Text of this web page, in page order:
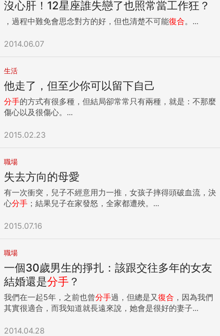
沒心肝！12星座誰失戀了也照常當工作狂？
，過程中難免會思念對方的好，但也清楚不可能復合。...
2014.06.07
生活
他走了，但至少你可以留下自己
分手的方式有很多種，但結局卻常常只有兩種，就是：不那麼
傷心以及很傷心。...
2015.02.23
職場
失去方向的母愛
有一次衝突，兒子不經意用力一推，女孩子摔得頭破血流，決
心分手 ；結果兒子在家發怒，全家都遭殃。...
2015.07.16
職場
一個30歲男生的掙扎：該跟交往多年的女友
結婚還是分手 ？
我們在一起5年，之前也曾分手過，但總是又 復合 ，因為我們
其實很適合，而我知道就長遠來說，她會是很好的妻子...
2014.04.28